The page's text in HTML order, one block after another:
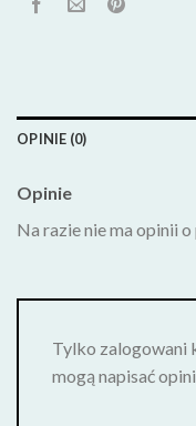
OPINIE (0)
Opinie
Na razie nie ma opinii
Tylko zalogowani
mogą napisać